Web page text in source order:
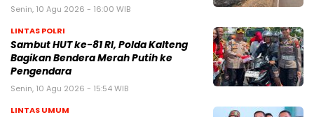
Senin, 10 Agu 2026 - 16:00 WIB
LINTAS POLRI
Sambut HUT ke-81 RI, Polda Kalteng
Bagikan Bendera Merah Putih ke
Pengendara
Senin, 10 Agu 2026 - 15:54 WIB
LINTAS UMUM